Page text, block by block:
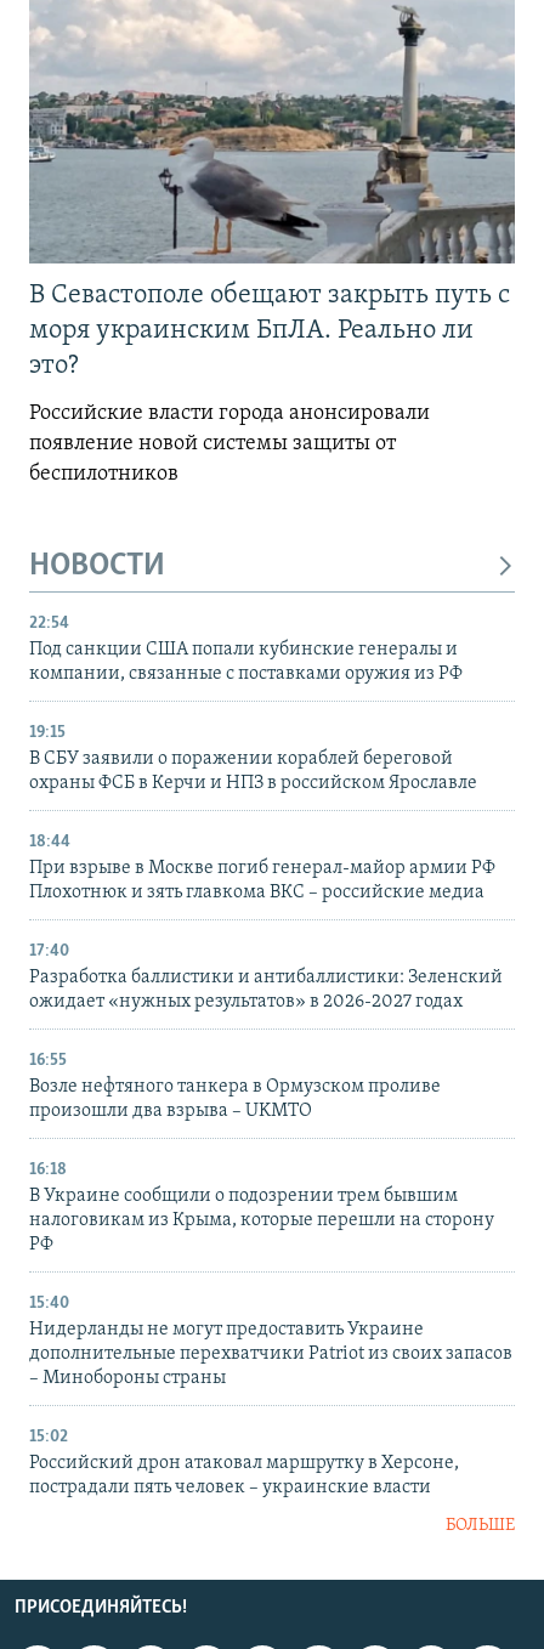
В Севастополе обещают закрыть путь с
моря украинским БпЛА. Реально ли
это?
Российские власти города анонсировали
появление новой системы защиты от
беспилотников
НОВОСТИ
22:54
Под санкции США попали кубинские генералы и
компании, связанные с поставками оружия из РФ
19:15
В СБУ заявили о поражении кораблей береговой
охраны ФСБ в Керчи и НПЗ в российском Ярославле
18:44
При взрыве в Москве погиб генерал-майор армии РФ
Плохотнюк и зять главкома ВКС – российские медиа
17:40
Разработка баллистики и антибаллистики: Зеленский
ожидает «нужных результатов» в 2026-2027 годах
16:55
Возле нефтяного танкера в Ормузском проливе
произошли два взрыва – UKMTO
16:18
В Украине сообщили о подозрении трем бывшим
налоговикам из Крыма, которые перешли на сторону
РФ
15:40
Нидерланды не могут предоставить Украине
дополнительные перехватчики Patriot из своих запасов
– Минобороны страны
15:02
Российский дрон атаковал маршрутку в Херсоне,
пострадали пять человек – украинские власти
БОЛЬШЕ
ПРИСОЕДИНЯЙТЕСЬ!